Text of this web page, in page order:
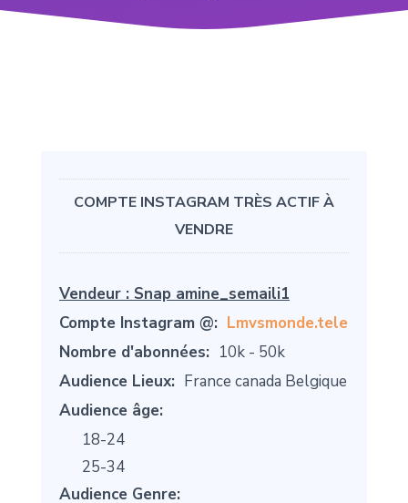
COMPTE INSTAGRAM TRÈS ACTIF À
VENDRE
Vendeur : Snap amine_semaili1
Compte Instagram @: Lmvsmonde.tele
Nombre d'abonnées: 10k - 50k
Audience Lieux: France canada Belgique
Audience âge:
18-24
25-34
Audience Genre: